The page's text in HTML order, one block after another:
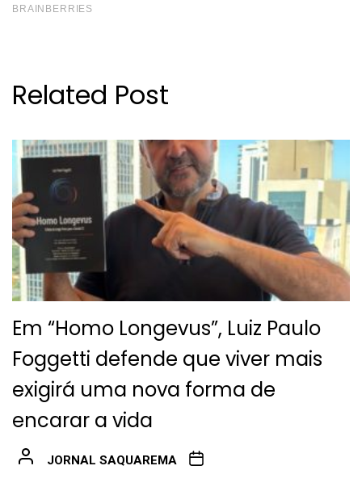
Related Post
Em “Homo Longevus”, Luiz Paulo
Foggetti defende que viver mais
exigirá uma nova forma de
encarar a vida
JORNAL SAQUAREMA